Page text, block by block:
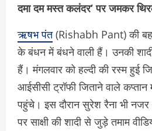
दमा दम मस्त कलंदर’ पर जमकर
ऋषभ पंत(Rishabh Pant) की
के बंधन में बंधने वाली हैं। उनकी
हैं। मंगलवार को हल्दी की रस्म हुई
आईसीसी ट्रॉफी जिताने वाले कप्तान
पहुंचे। इस दौरान सुरेश रैना भी
पर साक्षी की शादी से जुड़े तमाम